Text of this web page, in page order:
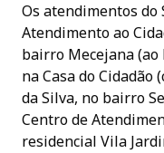
Os atendimentos do
Atendimento ao
bairro Mecejana (ao
na Casa do
da Silva, no bairro
Centro de
residencial Vila